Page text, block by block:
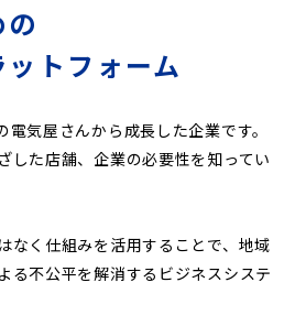
トフォーム
電気屋さんから成長した企業です。
した店舗、企業の必要性を知ってい
なく仕組みを活用することで、地域
る不公平を解消するビジネスシステ